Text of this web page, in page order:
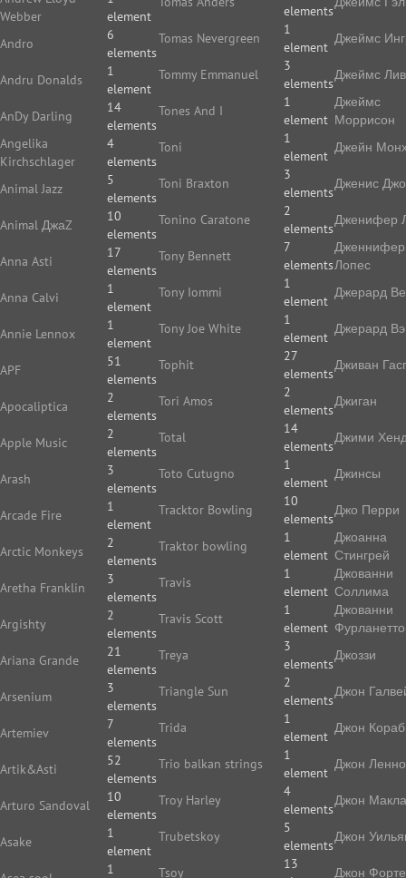
Webber
element
Andro
6
elements
Andru Donalds
1
element
AnDy Darling
14
elements
Angelika
Kirchschlager
4
elements
Animal Jazz
5
elements
Animal ДжаZ
10
elements
Anna Asti
17
elements
Anna Calvi
1
element
Annie Lennox
1
element
APF
51
elements
Apocaliptica
2
elements
Apple Music
2
elements
Arash
3
elements
Arcade Fire
1
element
Arctic Monkeys
2
elements
Aretha Franklin
3
elements
Argishty
2
elements
Ariana Grande
21
elements
Arsenium
3
elements
Artemiev
7
elements
Artik&Asti
52
elements
Arturo Sandoval
10
elements
Asake
1
element
1
elements
Tomas Nevergreen
1
element
Tommy Emmanuel
3
elements
Tones And I
1
element
Toni
1
element
Toni Braxton
3
elements
Tonino Caratone
2
elements
Tony Bennett
7
elements
Tony Iommi
1
element
Tony Joe White
1
element
Tophit
27
elements
Tori Amos
2
elements
Total
14
elements
Toto Cutugno
1
element
Tracktor Bowling
10
elements
Traktor bowling
1
element
Travis
1
element
Travis Scott
1
element
Treya
3
elements
Triangle Sun
2
elements
Trida
1
element
Trio balkan strings
1
element
Troy Harley
4
elements
Trubetskoy
5
elements
Tsoy
13
Джеймс
Джеймс
Джеймс
Моррисон
Джейн
Дженис
Дженифер
Дженнифер
Лопес
Джерард
Джерард
Дживан
Джиган
Джими
Джинсы
Джо Перри
Джоанна
Стингрей
Джованни
Соллима
Джованни
Фурланетто
Джоззи
Джон
Джон
Джон
Джон
Джон
Джон Форте